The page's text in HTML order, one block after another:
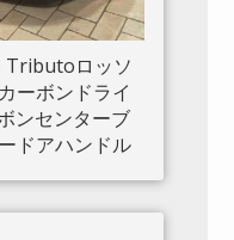
Tributoロッソ
ーボンドライ
ンセンターブ
ドアハンドル